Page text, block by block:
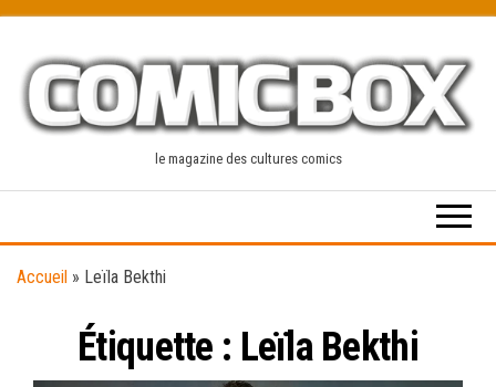
content
le magazine des cultures comics
Accueil » Leïla Bekthi
Étiquette : Leïla Bekthi